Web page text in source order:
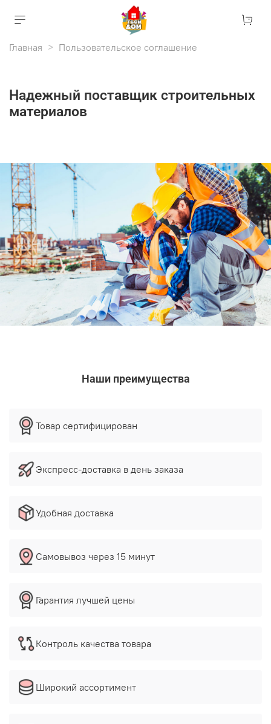
Главная Пользовательское соглашение
Надежный поставщик строительных
материалов
Наши преимущества
Товар сертифицирован
Экспресс-доставка в день заказа
Удобная доставка
Самовывоз через 15 минут
Гарантия лучшей цены
Контроль качества товара
Широкий ассортимент